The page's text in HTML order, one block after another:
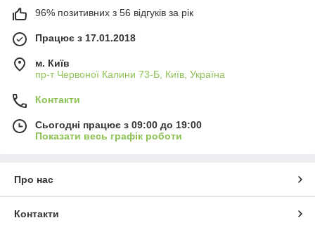
96% позитивних з 56 відгуків за рік
Працює з 17.01.2018
м. Київ
пр-т Червоної Калини 73-Б, Київ, Україна
Контакти
Сьогодні працює з 09:00 до 19:00
Показати весь графік роботи
Про нас
Контакти